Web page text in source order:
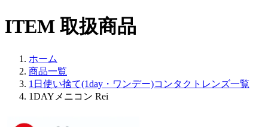
ITEM 取扱商品
ホーム
商品一覧
1日使い捨て(1day・ワンデー)コンタクトレンズ一覧
1DAYメニコン Rei